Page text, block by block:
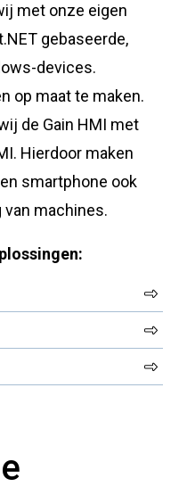
met onze eigen
gebaseerde,
devices.
op maat te maken.
de Gain HMI met
Hierdoor maken
smartphone ook
machines.